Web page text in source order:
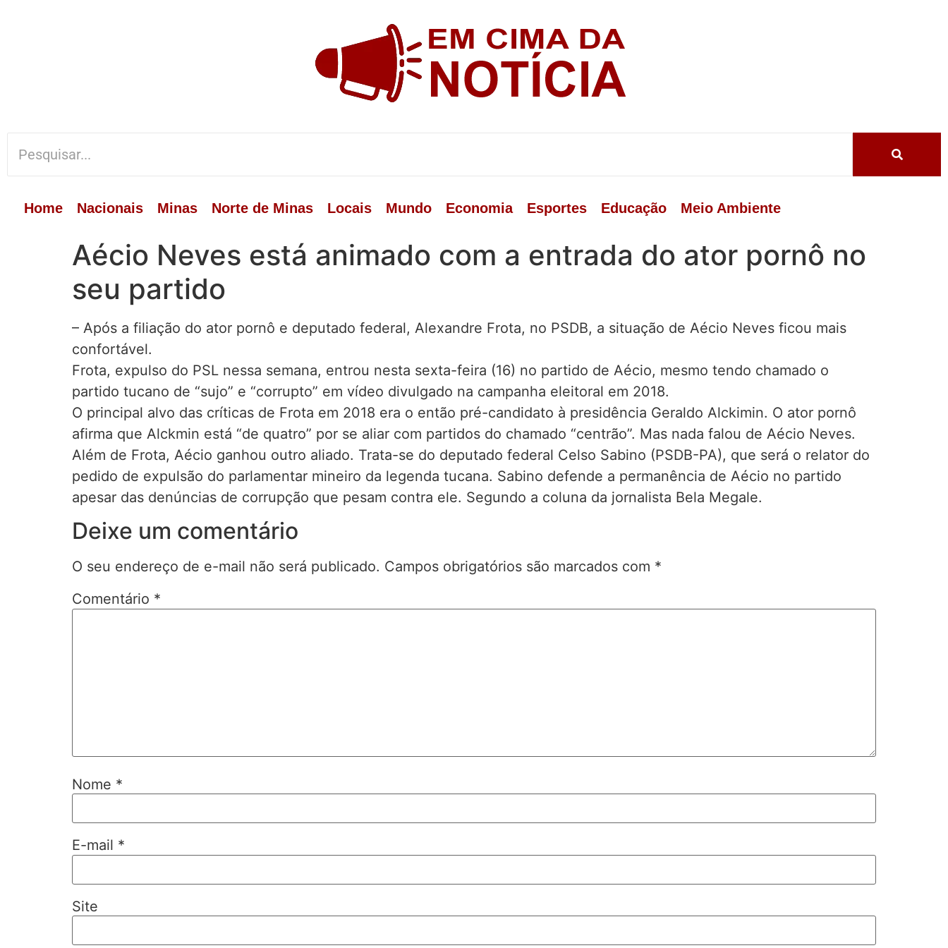
Home Nacionais Minas Norte de Minas Locais Mundo Economia Esportes Educação Meio Ambiente
Aécio Neves está animado com a entrada do ator pornô no
seu partido
– Após a filiação do ator pornô e deputado federal, Alexandre Frota, no PSDB, a situação de Aécio Neves ficou mais
confortável.
Frota, expulso do PSL nessa semana, entrou nesta sexta-feira (16) no partido de Aécio, mesmo tendo chamado o
partido tucano de “sujo” e “corrupto” em vídeo divulgado na campanha eleitoral em 2018.
O principal alvo das críticas de Frota em 2018 era o então pré-candidato à presidência Geraldo Alckimin. O ator pornô
afirma que Alckmin está “de quatro” por se aliar com partidos do chamado “centrão”. Mas nada falou de Aécio Neves.
Além de Frota, Aécio ganhou outro aliado. Trata-se do deputado federal Celso Sabino (PSDB-PA), que será o relator do
pedido de expulsão do parlamentar mineiro da legenda tucana. Sabino defende a permanência de Aécio no partido
apesar das denúncias de corrupção que pesam contra ele. Segundo a coluna da jornalista Bela Megale.
Deixe um comentário
O seu endereço de e-mail não será publicado. Campos obrigatórios são marcados com *
Comentário *
Nome *
E-mail *
Site